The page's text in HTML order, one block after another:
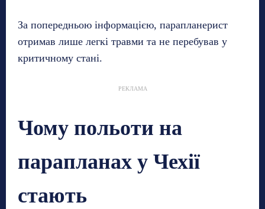
За попередньою інформацією, парапланерист
отримав лише легкі травми та не перебував у
критичному стані.
РЕКЛАМА
Чому польоти на
парапланах у Чехії
стають